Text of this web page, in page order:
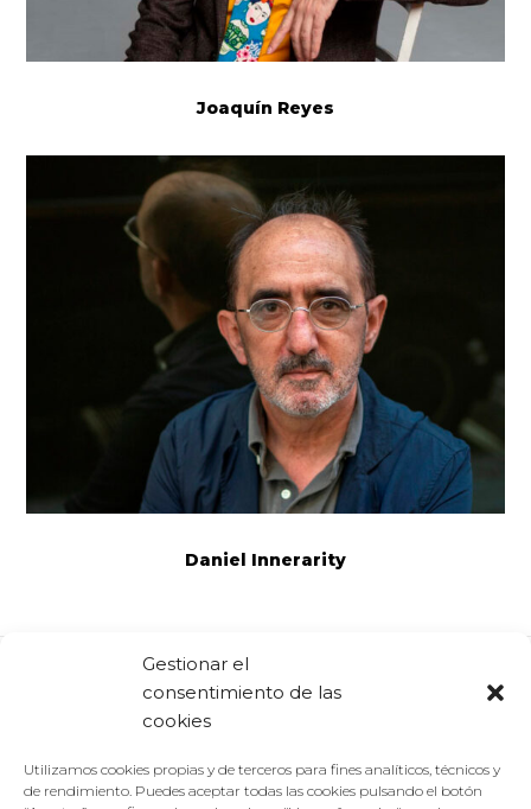
Gestionar el
consentimiento de las
cookies
Utilizamos cookies propias y de terceros para fines analíticos, técnicos y
de rendimiento. Puedes aceptar todas las cookies pulsando el botón
Joaquín Reyes
Daniel Innerarity
Comparte: Facebook Twitter